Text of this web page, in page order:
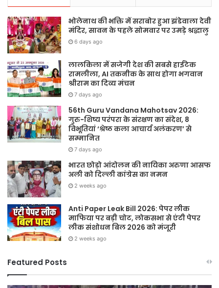
भोलेनाथ की भक्ति में सराबोर हुआ झंडेवाला देवी
मंदिर, सावन के पहले सोमवार पर उमड़े श्रद्धालु
6 days ago
लालकिला में सजेगी देश की सबसे हाईटेक
रामलीला, AI तकनीक के साथ होगा भगवान
श्रीराम का दिव्य मंचन
7 days ago
56th Guru Vandana Mahotsav 2026:
गुरु-शिष्य परंपरा के संरक्षण का संदेश, 8
विभूतियां ‘श्रेष्ठ कला आचार्य अलंकरण’ से
सम्मानित
7 days ago
भारत छोड़ो आंदोलन की नायिका अरुणा आसफ
अली को दिल्ली कांग्रेस का नमन
2 weeks ago
Anti Paper Leak Bill 2026: पेपर लीक
माफिया पर बड़ी चोट, लोकसभा से एंटी पेपर
लीक संशोधन बिल 2026 को मंजूरी
2 weeks ago
Featured Posts